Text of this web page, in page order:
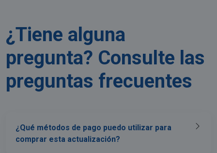
¿Tiene alguna
pregunta? Consulte las
preguntas frecuentes
¿Qué métodos de pago puedo utilizar para
comprar esta actualización?